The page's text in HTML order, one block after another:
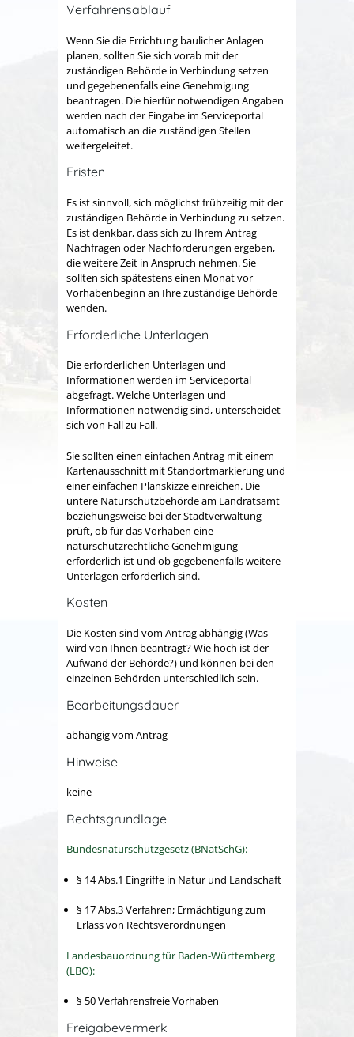
Verfahrensablauf
Wenn Sie die Errichtung baulicher Anlagen
planen, sollten Sie sich vorab mit der
zuständigen Behörde in Verbindung setzen
und gegebenenfalls eine Genehmigung
beantragen. Die hierfür notwendigen Angaben
werden nach der Eingabe im Serviceportal
automatisch an die zuständigen Stellen
weitergeleitet.
Fristen
Es ist sinnvoll, sich möglichst frühzeitig mit der
zuständigen Behörde in Verbindung zu setzen.
Es ist denkbar, dass sich zu Ihrem Antrag
Nachfragen oder Nachforderungen ergeben,
die weitere Zeit in Anspruch nehmen. Sie
sollten sich spätestens einen Monat vor
Vorhabenbeginn an Ihre zuständige Behörde
wenden.
Erforderliche Unterlagen
Die erforderlichen Unterlagen und
Informationen werden im Serviceportal
abgefragt. Welche Unterlagen und
Informationen notwendig sind, unterscheidet
sich von Fall zu Fall.
Sie sollten einen einfachen Antrag mit einem
Kartenausschnitt mit Standortmarkierung und
einer einfachen Planskizze einreichen. Die
untere Naturschutzbehörde am Landratsamt
beziehungsweise bei der Stadtverwaltung
prüft, ob für das Vorhaben eine
naturschutzrechtliche Genehmigung
erforderlich ist und ob gegebenenfalls weitere
Unterlagen erforderlich sind.
Kosten
Die Kosten sind vom Antrag abhängig (Was
wird von Ihnen beantragt? Wie hoch ist der
Aufwand der Behörde?) und können bei den
einzelnen Behörden unterschiedlich sein.
Bearbeitungsdauer
abhängig vom Antrag
Hinweise
keine
Rechtsgrundlage
Bundesnaturschutzgesetz (BNatSchG):
§ 14 Abs.1 Eingriffe in Natur und Landschaft
§ 17 Abs.3 Verfahren; Ermächtigung zum
Erlass von Rechtsverordnungen
Landesbauordnung für Baden-Württemberg
(LBO):
§ 50 Verfahrensfreie Vorhaben
Freigabevermerk